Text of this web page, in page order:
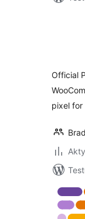
Official
pixel for